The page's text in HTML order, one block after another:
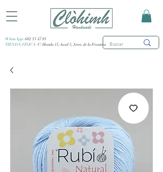
WhatsApp: 682 53 47 85
TIENDA FÍSICA: C/ Honda 15, local 3, Jerez de la Frontera